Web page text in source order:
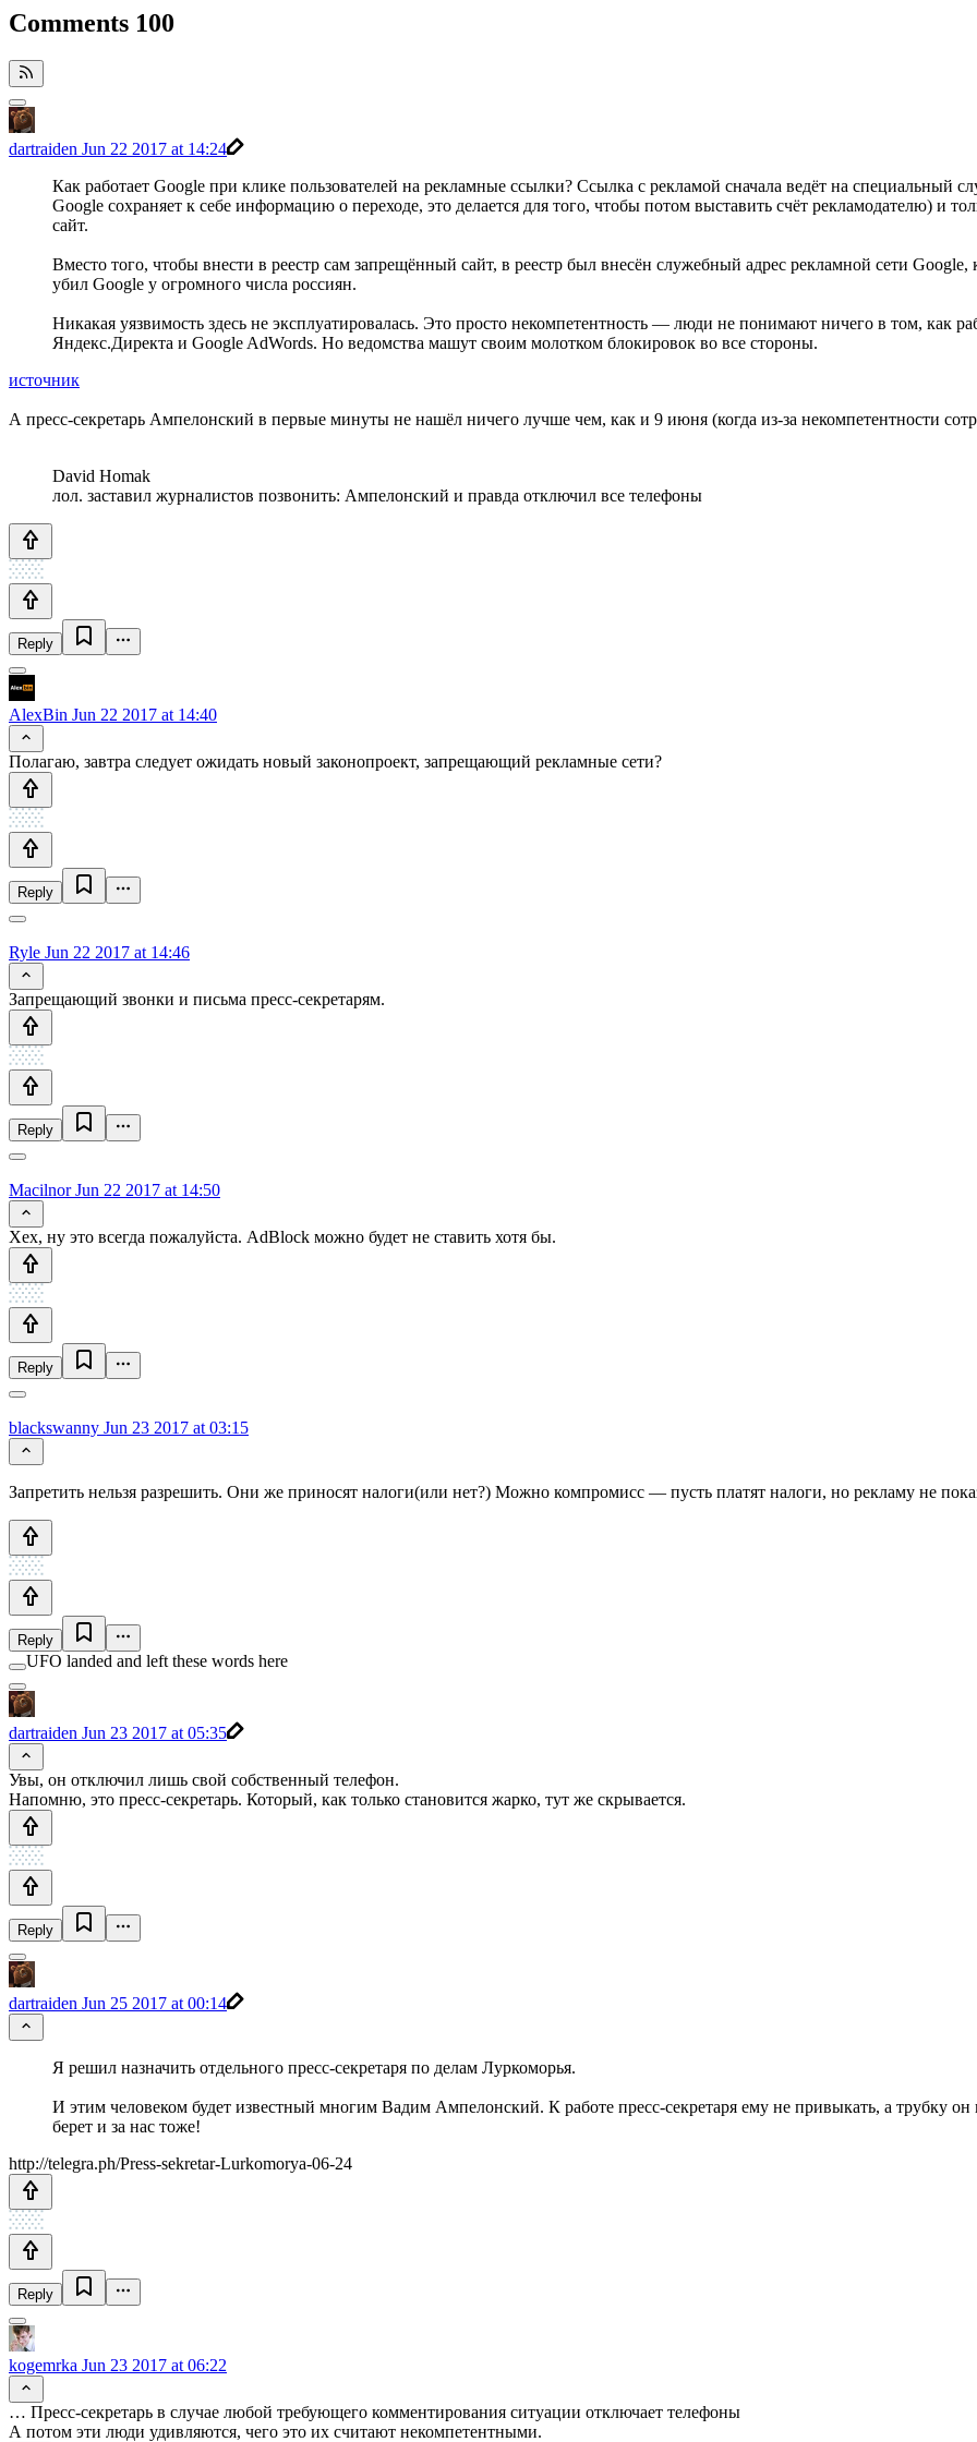
Comments 100
dartraiden Jun 22 2017 at 14:24
Как работает Google при клике пользователей на рекламные ссылки? Ссылка с рекламой сначала ведёт на специальный
Google сохраняет к себе информацию о переходе, это делается для того, чтобы потом выставить счёт рекламодателю) и
сайт.
Вместо того, чтобы внести в реестр сам запрещённый сайт, в реестр был внесён служебный адрес рекламной сети
убил Google у огромного числа россиян.
Никакая уязвимость здесь не эксплуатировалась. Это просто некомпетентность — люди не понимают ничего в том, как
Яндекс.Директа и Google AdWords. Но ведомства машут своим молотком блокировок во все стороны.
источник
А пресс-секретарь Ампелонский в первые минуты не нашёл ничего лучше чем, как и 9 июня (когда из-за некомпетентности
David Homak
лол. заставил журналистов позвонить: Ампелонский и правда отключил все телефоны
Reply
AlexBin Jun 22 2017 at 14:40
Полагаю, завтра следует ожидать новый законопроект, запрещающий рекламные сети?
Reply
Ryle Jun 22 2017 at 14:46
Запрещающий звонки и письма пресс-секретарям.
Reply
MacilnorJun 22 2017 at 14:50
Хех, ну это всегда пожалуйста. AdBlock можно будет не ставить хотя бы.
Reply
blackswanny Jun 23 2017 at 03:15
Запретить нельзя разрешить. Они же приносят налоги(или нет?) Можно компромисс — пусть платят налоги, но рекламу не
Reply
UFO landed and left these words here
dartraiden Jun 23 2017 at 05:35
Увы, он отключил лишь свой собственный телефон.
Напомню, это пресс-секретарь. Который, как только становится жарко, тут же скрывается.
Reply
dartraiden Jun 25 2017 at 00:14
Я решил назначить отдельного пресс-секретаря по делам Луркоморья.
И этим человеком будет известный многим Вадим Ампелонский. К работе пресс-секретаря ему не привыкать, а трубку он
берет и за нас тоже!
http://telegra.ph/Press-sekretar-Lurkomorya-06-24
Reply
kogemrka Jun 23 2017 at 06:22
… Пресс-секретарь в случае любой требующего комментирования ситуации отключает телефоны
А потом эти люди удивляются, чего это их считают некомпетентными.